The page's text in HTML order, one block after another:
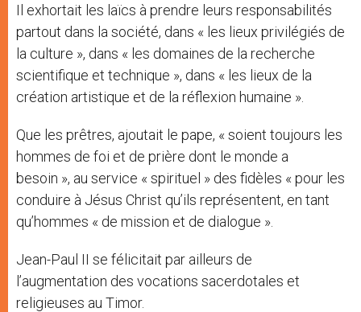
Il exhortait les laïcs à prendre leurs responsabilités
partout dans la société, dans « les lieux privilégiés de
la culture », dans « les domaines de la recherche
scientifique et technique », dans « les lieux de la
création artistique et de la réflexion humaine ».
Que les prêtres, ajoutait le pape, « soient toujours les
hommes de foi et de prière dont le monde a
besoin », au service « spirituel » des fidèles « pour les
conduire à Jésus Christ qu’ils représentent, en tant
qu’hommes « de mission et de dialogue ».
Jean-Paul II se félicitait par ailleurs de
l’augmentation des vocations sacerdotales et
religieuses au Timor.